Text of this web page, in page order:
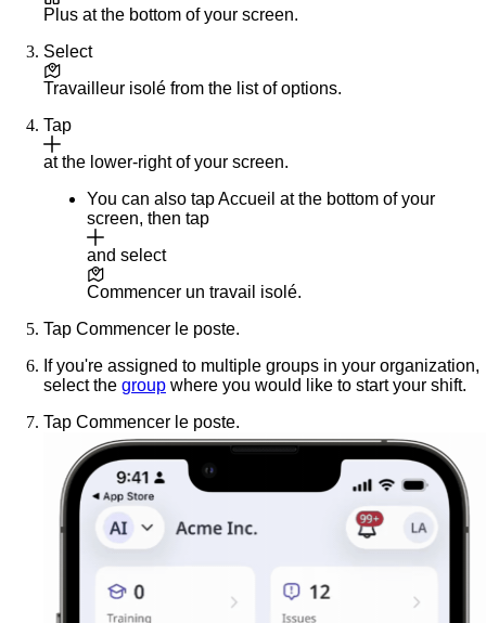
Plus at the bottom of your screen.
Select
Travailleur isolé from the list of options.
Tap
at the lower-right of your screen.
You can also tapAccueil at the bottom of your
screen, then tap
and select
Commencer un travail isolé.
Tap Commencer le poste.
If you're assigned to multiple groups in your organization,
select the group where you would like to start your shift.
Tap Commencer le poste.